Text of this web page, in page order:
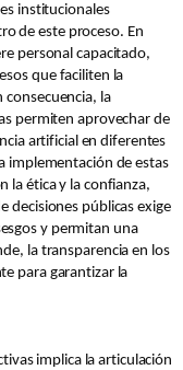
institucionales
de este proceso. En
personal capacitado,
que faciliten la
consecuencia, la
permiten aprovechar de
artificial en diferentes
implementación de estas
la ética y la confianza,
decisiones públicas exige
y permitan una
la transparencia en los
para garantizar la
implica la articulación